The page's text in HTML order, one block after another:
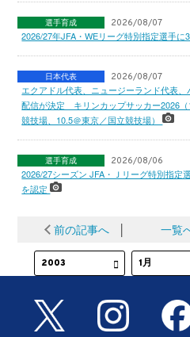
選手育成 2026/08/07
2026/27年JFA・WEリーグ特別指定選手
日本代表 2026/08/07
エクアドル代表、ニュージーランド代表
配信が決定 キリンカップサッカー2026
競技場、10.5＠東京／国立競技場）
選手育成 2026/08/06
2026/27シーズン JFA・Ｊリーグ特別指定
を認定
前の記事へ │ 一覧